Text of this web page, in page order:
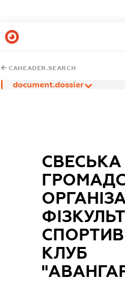
CAHEADER.SEARCH
document.dossier
СВЕСЬКА
КЛУБ